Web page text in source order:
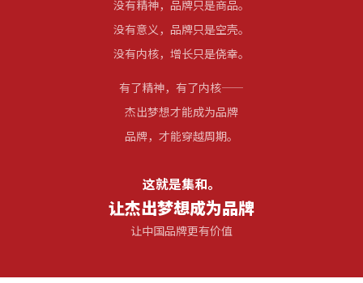
没有精神，品牌只是商品。
没有意义，品牌只是空壳。
没有内核，增长只是侥幸。
有了精神，有了内核——
杰出梦想才能成为品牌
品牌，才能穿越周期。
这就是集和。
让杰出梦想成为品牌
让中国品牌更有价值